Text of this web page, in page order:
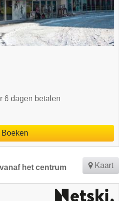
6 dagen betalen
Boeken
het centrum Kaart